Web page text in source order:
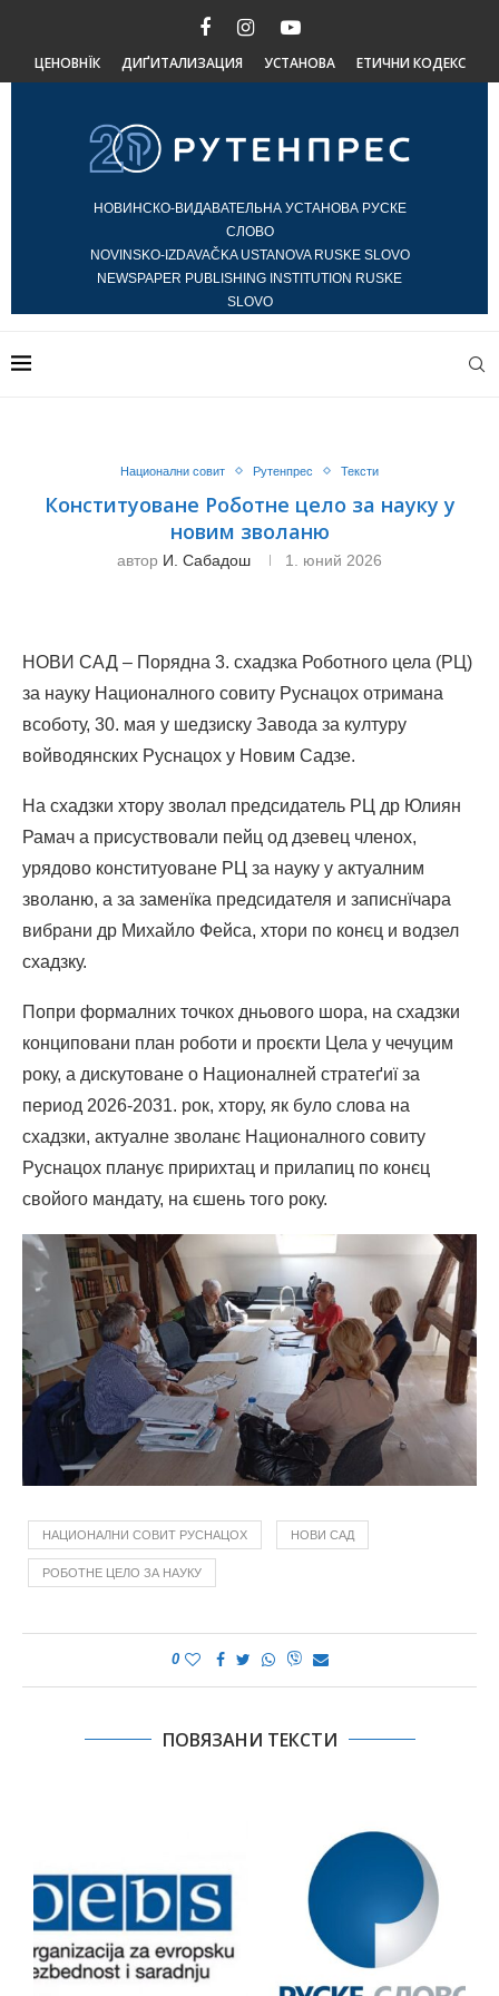
ЦЕНОВНЇК ДИҐИТАЛИЗАЦИЯ УСТАНОВА ЕТИЧНИ КОДЕКС
НОВИНСКО-ВИДАВАТЕЛЬНА УСТАНОВА РУСКЕ
СЛОВО
NOVINSKO-IZDAVAČKA USTANOVA RUSKE SLOVO
NEWSPAPER PUBLISHING INSTITUTION RUSKE
SLOVO
Национални совит Рутенпрес Тексти
Конституоване Роботне цело за науку у
новим зволаню
автор И. Сабадош 1. юний 2026
НОВИ САД – Порядна 3. схадзка Роботного цела (РЦ)
за науку Националного совиту Руснацох отримана
всоботу, 30. мая у шедзиску Завода за културу
войводянских Руснацох у Новим Садзе.
На схадзки хтору зволал предсидатель РЦ др Юлиян
Рамач а присуствовали пейц од дзевец членох,
урядово конституоване РЦ за науку у актуалним
зволаню, а за заменїка предсидателя и записнїчара
вибрани др Михайло Фейса, хтори по конєц и водзел
схадзку.
Попри формалних точкох дньового шора, на схадзки
конциповани план роботи и проєкти Цела у чечуцим
року, а дискутоване о Националней стратеґиї за
период 2026-2031. рок, хтору, як було слова на
схадзки, актуалне зволанє Националного совиту
Руснацох планує пририхтац и прилапиц по конєц
свойого мандату, на єшень того року.
НАЦИОНАЛНИ СОВИТ РУСНАЦОХ НОВИ САД
РОБОТНЕ ЦЕЛО ЗА НАУКУ
0
ПОВЯЗАНИ ТЕКСТИ